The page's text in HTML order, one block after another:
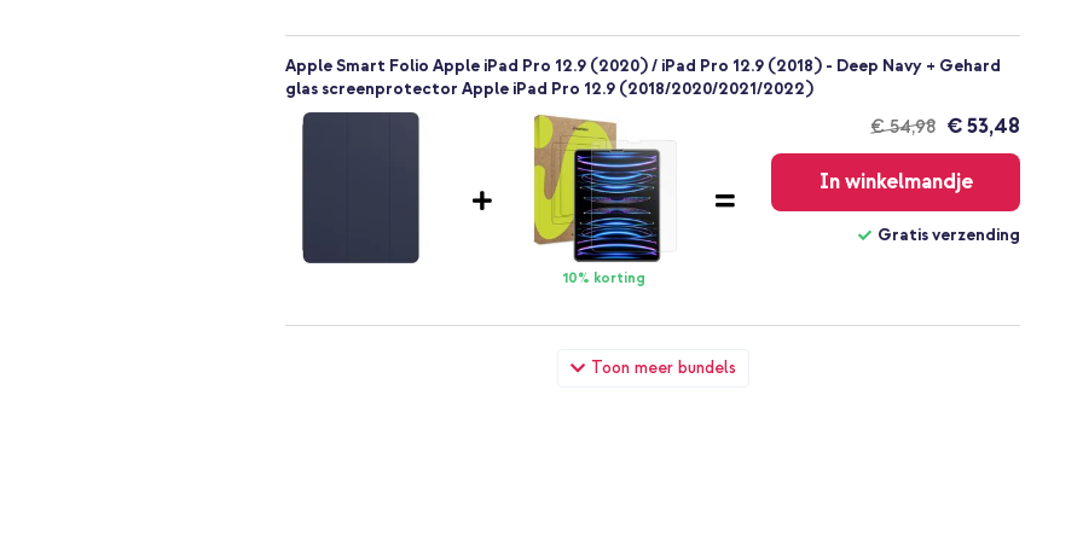
Toon meer bundels
Apple Smart Folio Apple iPad Pro 12.9 (2020) / iPad Pro 12.9 (2018) - Deep Navy + Gehard
glas screenprotector Apple iPad Pro 12.9 (2018/2020/2021/2022)
10% korting
€ 54,98
Gratis
verzending
€ 53,48
In winkelmandje
Gratis verzending
Apple Smart Folio Apple iPad Pro 12.9 (2020) / iPad Pro 12.9 (2018) - Deep Navy + Wall
Charger - Oplader - USB-C en USB aansluiting - Power Delivery - 20 Watt - Wit